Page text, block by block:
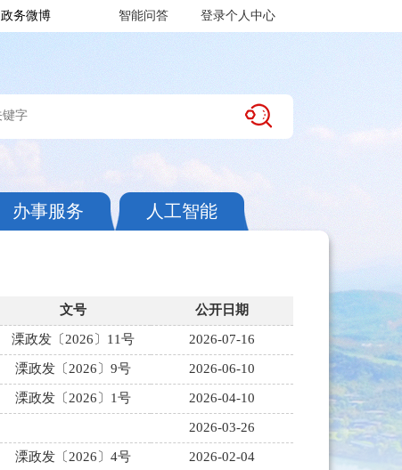
政务微博 智能问答 登录个人中心
办事服务 人工智能